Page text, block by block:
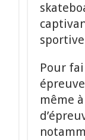
Pour
même